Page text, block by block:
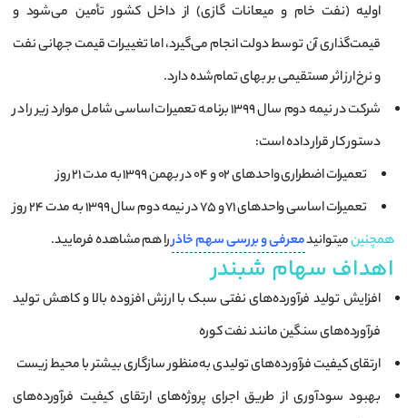
اولیه (نفت خام و میعانات گازی) از داخل کشور تأمین می‌شود و
قیمت‌گذاری آن توسط دولت انجام می‌گیرد، اما تغییرات قیمت جهانی نفت
و نرخ ارز اثر مستقیمی بر بهای تمام‌شده دارد.
شرکت در نیمه دوم سال ۱۳۹۹ برنامه تعمیرات اساسی شامل موارد زیر را در
دستور کار قرار داده است:
تعمیرات اضطراری واحدهای ۰۲ و ۰۴ در بهمن ۱۳۹۹ به مدت ۲۱ روز
تعمیرات اساسی واحدهای ۷۱ و ۷۵ در نیمه دوم سال ۱۳۹۹ به مدت ۲۴ روز
همچنینمیتوانیدمعرفی و بررسی سهم خاذررا هم مشاهده فرمایید.
اهداف سهام شبندر
افزایش تولید فرآورده‌های نفتی سبک با ارزش افزوده بالا و کاهش تولید
فرآورده‌های سنگین مانند نفت کوره
ارتقای کیفیت فرآورده‌های تولیدی به‌منظور سازگاری بیشتر با محیط زیست
بهبود سودآوری از طریق اجرای پروژه‌های ارتقای کیفیت فرآورده‌های